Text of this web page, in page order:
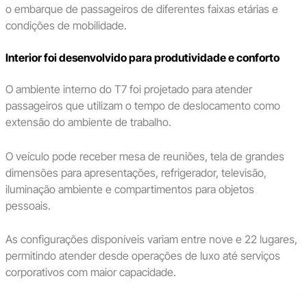
o embarque de passageiros de diferentes faixas etárias e
condições de mobilidade.
Interior foi desenvolvido para produtividade e conforto
O ambiente interno do T7 foi projetado para atender
passageiros que utilizam o tempo de deslocamento como
extensão do ambiente de trabalho.
O veículo pode receber mesa de reuniões, tela de grandes
dimensões para apresentações, refrigerador, televisão,
iluminação ambiente e compartimentos para objetos
pessoais.
As configurações disponíveis variam entre nove e 22 lugares,
permitindo atender desde operações de luxo até serviços
corporativos com maior capacidade.